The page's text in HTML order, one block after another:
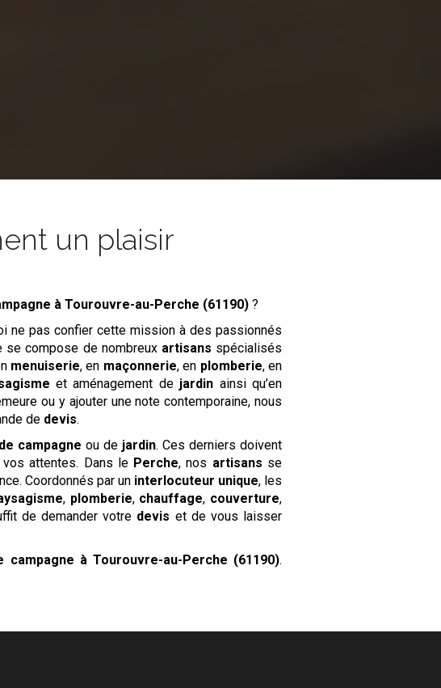
un plaisir
à Tourouvre-au-Perche (61190) ?
ne pas confier cette mission à des passionnés
se compose de nombreux artisans spécialisés
menuiserie, en maçonnerie, en plomberie, en
et aménagement de jardin ainsi qu’en
ou y ajouter une note contemporaine, nous
de devis.
campagne ou de jardin. Ces derniers doivent
attentes. Dans le Perche, nos artisans se
Coordonnés par un interlocuteur unique, les
, plomberie, chauffage, couverture,
de demander votre devis et de vous laisser
campagne à Tourouvre-au-Perche (61190).